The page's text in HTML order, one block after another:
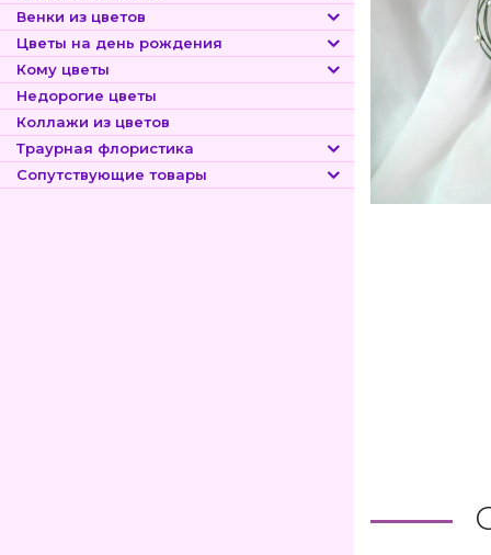
Венки из цветов
Цветы на день рождения
Кому цветы
Недорогие цветы
Коллажи из цветов
Траурная флористика
Сопутствующие товары